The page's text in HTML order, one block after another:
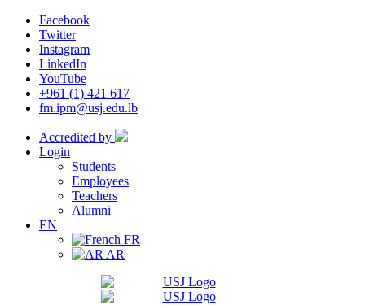
Facebook
Twitter
Instagram
LinkedIn
YouTube
+961 (1) 421 617
fm.ipm@usj.edu.lb
Accredited by
Login
Students
Employees
Teachers
Alumni
EN
FR
AR